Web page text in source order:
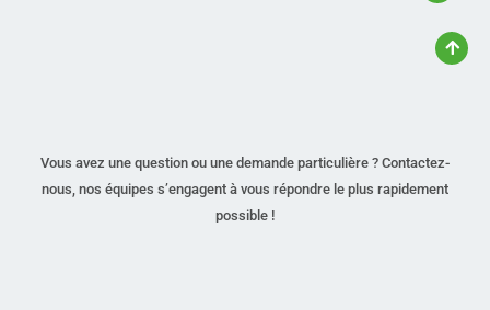
Vous avez une question ou une demande particulière ? Contactez-
nous, nos équipes s’engagent à vous répondre le plus rapidement
possible !